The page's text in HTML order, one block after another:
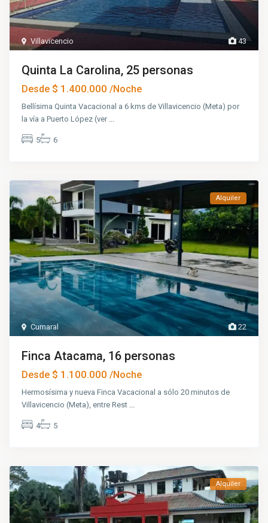
43
Villavicencio
Quinta La Carolina, 25 personas
Desde $ 1.400.000/Noche
Bellísima Quinta Vacacional a 6 kms de Villavicencio (Meta) por
la vía a Puerto López (ver ...
5 6
22
Cumaral
Alquiler
Finca Atacama, 16 personas
Desde $ 1.100.000/Noche
Hermosísima y nueva Finca Vacacional a sólo 20 minutos de
Villavicencio (Meta), entre Rest ...
4 5
Alquiler